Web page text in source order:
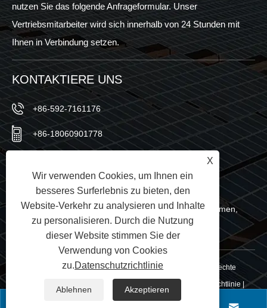
nutzen Sie das folgende Anfrageformular. Unser
Vertriebsmitarbeiter wird sich innerhalb von 24 Stunden mit
Ihnen in Verbindung setzen.
KONTAKTIERE UNS
+86-592-7161176
+86-18060901778
Nr. 766 Qishan North Road, Bezirk Huli, Stadt Xiamen,
Provinz Fujian, China
Copyright © 2024 Xiamen Sic New Energy Co., Ltd. Alle Rechte
Datenschutzrichtlinie |
X
Wir verwenden Cookies, um Ihnen ein
besseres Surferlebnis zu bieten, den
Website-Verkehr zu analysieren und Inhalte
zu personalisieren. Durch die Nutzung
dieser Website stimmen Sie der
Verwendung von Cookies
zu.Datenschutzrichtlinie
Ablehnen Akzeptieren